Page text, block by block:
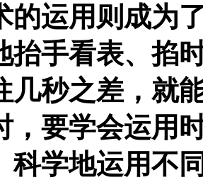
的运用则成为
抬手看表、掐
几秒之差，就
，要学会运用
科学地运用不